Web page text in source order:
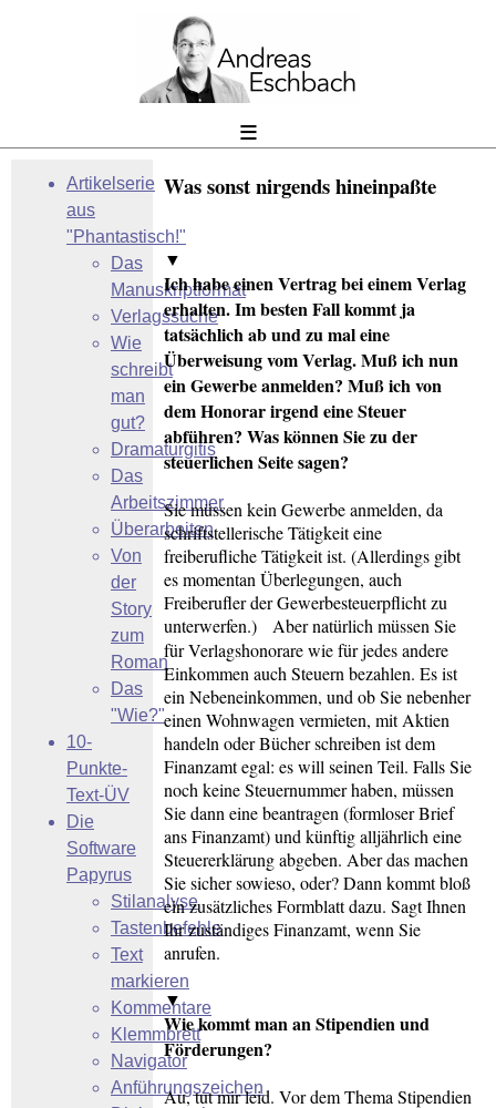
≡
Artikelserie
aus
"Phantastisch!"
Das
Manuskriptformat
Verlagssuche
Wie
schreibt
man
gut?
Dramaturgitis
Das
Arbeitszimmer
Überarbeiten
Von
der
Story
zum
Roman
Das
"Wie?"
10-
Punkte-
Text-ÜV
Die
Software
Papyrus
Stilanalyse
Tastenbefehle
Text
markieren
Kommentare
Klemmbrett
Navigator
Anführungszeichen
Was sonst nirgends hineinpaßte
▼
Ich habe einen Vertrag bei einem Verlag
erhalten. Im besten Fall kommt ja
tatsächlich ab und zu mal eine
Überweisung vom Verlag. Muß ich nun
ein Gewerbe anmelden? Muß ich von
dem Honorar irgend eine Steuer
abführen? Was können Sie zu der
steuerlichen Seite sagen?
Sie müssen kein Gewerbe anmelden, da
schriftstellerische Tätigkeit eine
freiberufliche Tätigkeit ist. (Allerdings gibt
es momentan Überlegungen, auch
Freiberufler der Gewerbesteuerpflicht zu
unterwerfen.) Aber natürlich müssen Sie
für Verlagshonorare wie für jedes andere
Einkommen auch Steuern bezahlen. Es ist
ein Nebeneinkommen, und ob Sie nebenher
einen Wohnwagen vermieten, mit Aktien
handeln oder Bücher schreiben ist dem
Finanzamt egal: es will seinen Teil. Falls Sie
noch keine Steuernummer haben, müssen
Sie dann eine beantragen (formloser Brief
ans Finanzamt) und künftig alljährlich eine
Steuererklärung abgeben. Aber das machen
Sie sicher sowieso, oder? Dann kommt bloß
ein zusätzliches Formblatt dazu. Sagt Ihnen
Ihr zuständiges Finanzamt, wenn Sie
anrufen.
▼
Wie kommt man an Stipendien und
Förderungen?
Au, tut mir leid. Vor dem Thema Stipendien